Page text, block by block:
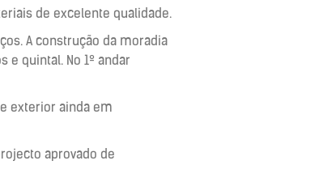
de excelente qualidade.
A construção da moradia
e quintal. No 1º andar
exterior ainda em
aprovado de